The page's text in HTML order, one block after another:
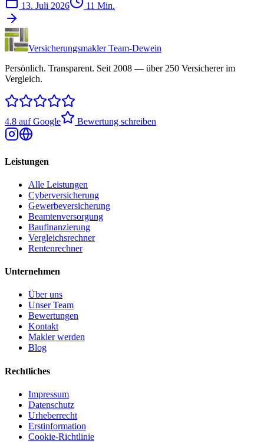
13. Juli 2026 11 Min.
Versicherungsmakler Team-Dewein
Persönlich. Transparent. Seit 2008 — über 250 Versicherer im
Vergleich.
4.8 auf Google Bewertung schreiben
Leistungen
Alle Leistungen
Cyberversicherung
Gewerbeversicherung
Beamtenversorgung
Baufinanzierung
Vergleichsrechner
Rentenrechner
Unternehmen
Über uns
Unser Team
Bewertungen
Kontakt
Makler werden
Blog
Rechtliches
Impressum
Datenschutz
Urheberrecht
Erstinformation
Cookie-Richtlinie